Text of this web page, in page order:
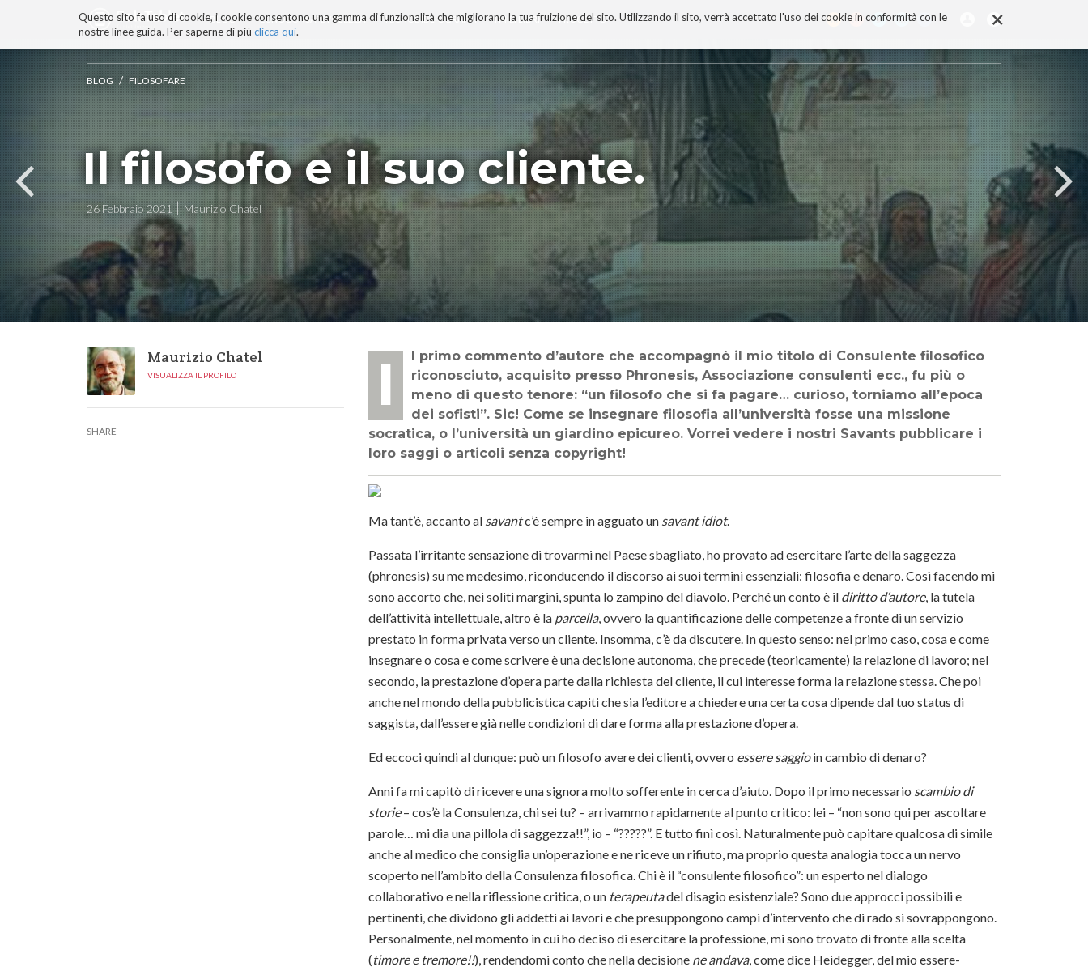
×
Questo sito fa uso di cookie, i cookie consentono una gamma di funzionalità che migliorano la tua fruizione del sito. Utilizzando il sito, verrà accettato l'uso dei cookie in conformità con le
nostre linee guida. Per saperne di più clicca qui.
BLOG TECNOCONSAPEVOLEZZA TECNOBIBLIOGRAFIA I MIEI LIBRI PROGETTO
ai
contenuti.
|
Salta
alla
navigazione
BLOG / FILOSOFARE
Il filosofo e il suo cliente.
26 Febbraio 2021 Maurizio Chatel
Maurizio Chatel
VISUALIZZA IL PROFILO
SHARE
Il primo commento d’autore che accompagnò il mio titolo di Consulente filosofico
riconosciuto, acquisito presso Phronesis, Associazione consulenti ecc., fu più o
meno di questo tenore: “un filosofo che si fa pagare… curioso, torniamo all’epoca
dei sofisti”. Sic! Come se insegnare filosofia all’università fosse una missione
socratica, o l’università un giardino epicureo. Vorrei vedere i nostri Savants pubblicare i
loro saggi o articoli senza copyright!
Ma tant’è, accanto al savantc’è sempre in agguato un savant idiot.
Passata l’irritante sensazione di trovarmi nel Paese sbagliato, ho provato ad esercitare l’arte della saggezza
(phronesis) su me medesimo, riconducendo il discorso ai suoi termini essenziali: filosofia e denaro. Così facendo mi
sono accorto che, nei soliti margini, spunta lo zampino del diavolo. Perché un conto è il diritto d‘autore, la tutela
dell’attività intellettuale, altro è la parcella, ovvero la quantificazione delle competenze a fronte di un servizio
prestato in forma privata verso un cliente. Insomma, c’è da discutere. In questo senso: nel primo caso, cosa e come
insegnare o cosa e come scrivere è una decisione autonoma, che precede (teoricamente) la relazione di lavoro; nel
secondo, la prestazione d’opera parte dalla richiesta del cliente, il cui interesse forma la relazione stessa. Che poi
anche nel mondo della pubblicistica capiti che sia l’editore a chiedere una certa cosa dipende dal tuo status di
saggista, dall’essere già nelle condizioni di dare forma alla prestazione d’opera.
Ed eccoci quindi al dunque: può un filosofo avere dei clienti, ovvero essere saggioin cambio di denaro?
Anni fa mi capitò di ricevere una signora molto sofferente in cerca d’aiuto. Dopo il primo necessario scambio di
storie– cos’è la Consulenza, chi sei tu? – arrivammo rapidamente al punto critico: lei – “non sono qui per ascoltare
parole… mi dia una pillola di saggezza!!”, io – “?????”. E tutto finì così. Naturalmente può capitare qualcosa di simile
anche al medico che consiglia un’operazione e ne riceve un rifiuto, ma proprio questa analogia tocca un nervo
scoperto nell’ambito della Consulenza filosofica. Chi è il “consulente filosofico”: un esperto nel dialogo
collaborativo e nella riflessione critica, o un terapeutadel disagio esistenziale? Sono due approcci possibili e
pertinenti, che dividono gli addetti ai lavori e che presuppongono campi d’intervento che di rado si sovrappongono.
Personalmente, nel momento in cui ho deciso di esercitare la professione, mi sono trovato di fronte alla scelta
(timore e tremore!!), rendendomi conto che nella decisione ne andava, come dice Heidegger, del mio essere-